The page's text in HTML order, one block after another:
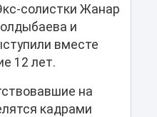
солистки Жанар
и
вместе
12 лет.
на
кадрами